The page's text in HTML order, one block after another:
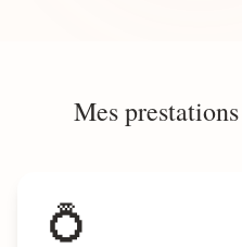
Mes
💍